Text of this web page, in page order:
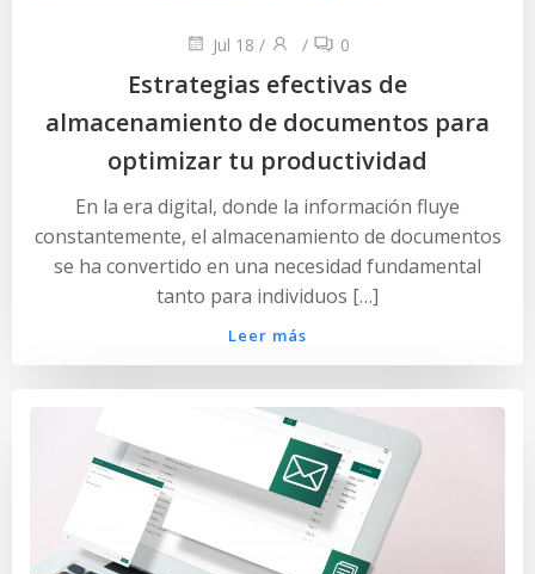
Jul 18 / / 0
Estrategias efectivas de
almacenamiento de documentos para
optimizar tu productividad
En la era digital, donde la información fluye
constantemente, el almacenamiento de documentos
se ha convertido en una necesidad fundamental
tanto para individuos […]
Leer más